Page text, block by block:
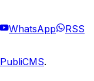
WhatsApp RSS
PubliCMS.